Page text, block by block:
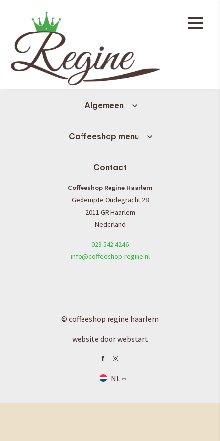
Nieuws
Algemeen
Coffeeshop menu
Contact
Coffeeshop Regine Haarlem
Gedempte Oudegracht 28
2011 GR Haarlem
Nederland
023 542 4246
info@coffeeshop-regine.nl
© coffeeshop regine haarlem
website door webstart
NL